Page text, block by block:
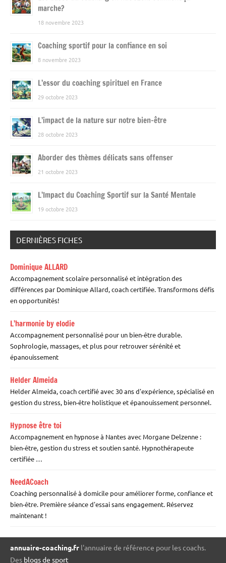
marche?
18 novembre 2023
Coaching sportif pour la confiance en soi
8 novembre 2023
L’essor du coaching spirituel en France
29 octobre 2023
L’impact de la nature sur notre bien-être
28 octobre 2023
Aborder des thèmes délicats sans offenser
21 octobre 2023
L’Impact du Coaching Sportif sur la Santé Mentale
19 octobre 2023
DERNIÈRES FICHES
Dominique ALLARD
Accompagnement scolaire personnalisé et intégration des
différences par Dominique Allard, coach certifiée. Transformons défis
en opportunités!
L’harmonie by elodie
Accompagnement personnalisé pour un bien-être durable.
Sophrologie, massages, et plus pour retrouver sérénité et
épanouissement
Helder Almeida
Helder Almeida, coach certifié avec 30 ans d'expérience, spécialisé en
gestion du stress, bien-être holistique et épanouissement personnel.
Hypnose être toi
Accompagnement en hypnose à Nantes avec Morgane Delzenne :
bien-être, gestion du stress et soutien santé. Hypnothérapeute
certifiée …
NeedACoach
Coaching personnalisé à domicile pour améliorer forme, confiance et
bien-être. Première séance d'essai sans engagement. Réservez
maintenant !
annuaire-coaching.fr l'annuaire de référence pour les coachs.
Des blogs de sport